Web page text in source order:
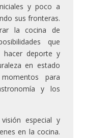
y poco a
sus fronteras.
la cocina de
que
hacer deporte y
en estado
para
y los
especial y
en la cocina.